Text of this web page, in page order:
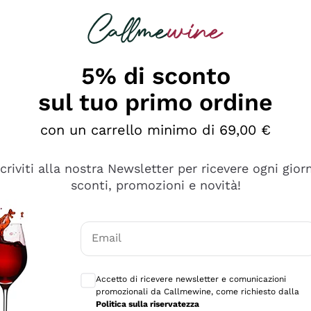
diversi e con un ampio range di prezzo. Le
5% di sconto
sul tuo primo ordine
con un carrello minimo di 69,00 €
alla nostra Newsletter per ricevere ogni
sconti, promozioni e novità!
Email
Accetto di ricevere newsletter e comunicazioni
promozionali da Callmewine, come richiesto dalla
Politica sulla riservatezza